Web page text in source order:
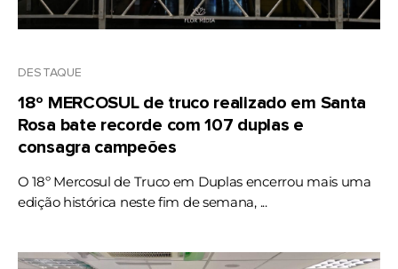
DESTAQUE
18º MERCOSUL de truco realizado em Santa
Rosa bate recorde com 107 duplas e
consagra campeões
O 18º Mercosul de Truco em Duplas encerrou mais uma
edição histórica neste fim de semana, ...